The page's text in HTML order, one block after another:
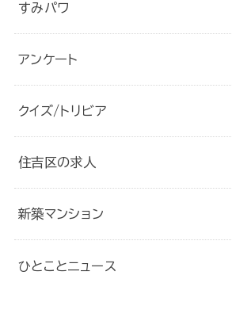
すみパワ
アンケート
クイズ/トリビア
住吉区の求人
新築マンション
ひとことニュース